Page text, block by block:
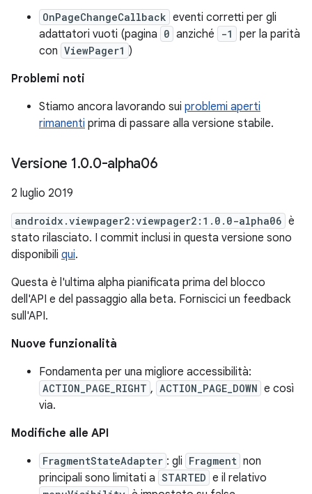
OnPageChangeCallback eventi corretti per gli
adattatori vuoti (pagina 0 anziché -1
per la parità
con ViewPager1 )
Problemi noti
Stiamo ancora lavorando sui problemi aperti
rimanenti prima di passare alla versione stabile.
Versione 1.0.0-alpha06
2 luglio 2019
androidx.viewpager2:viewpager2:1.0.0-alpha06 è
stato rilasciato. I commit inclusi in questa versione sono
disponibili qui.
Questa è l'ultima alpha pianificata prima del blocco
dell'API e del passaggio alla beta. Forniscici un feedback
sull'API.
Nuove funzionalità
Fondamenta per una migliore accessibilità:
ACTION_PAGE_RIGHT , ACTION_PAGE_DOWN e così
via.
Modifiche alle API
FragmentStateAdapter : gli Fragment non
principali sono limitati a STARTED e il relativo